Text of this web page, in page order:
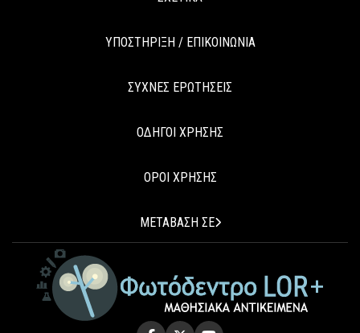
ΥΠΟΣΤΗΡΙΞΗ / ΕΠΙΚΟΙΝΩΝΙΑ
ΣΥΧΝΕΣ ΕΡΩΤΗΣΕΙΣ
ΟΔΗΓΟΙ ΧΡΗΣΗΣ
ΟΡΟΙ ΧΡΗΣΗΣ
ΜΕΤΑΒΑΣΗ ΣΕ